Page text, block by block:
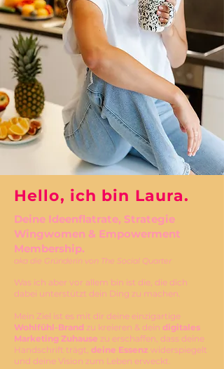
Hello, ich bin Laura.
Deine Ideenflatrate, Strategie
Wingwomen & Empowerment
Membership.
aka die Gründerin von The Social Quarter
Was ich aber vor allem bin ist die, die dich
dabei unterstützt dein Ding zu machen.
Mein Ziel ist es mit dir deine einzigartige
Wohlfühl-Brand zu kreieren & dein digitales
Marketing Zuhause zu erschaffen, dass deine
Handschrift trägt, deine Essenz widerspiegelt
und deine Vision zum Leben erweckt.